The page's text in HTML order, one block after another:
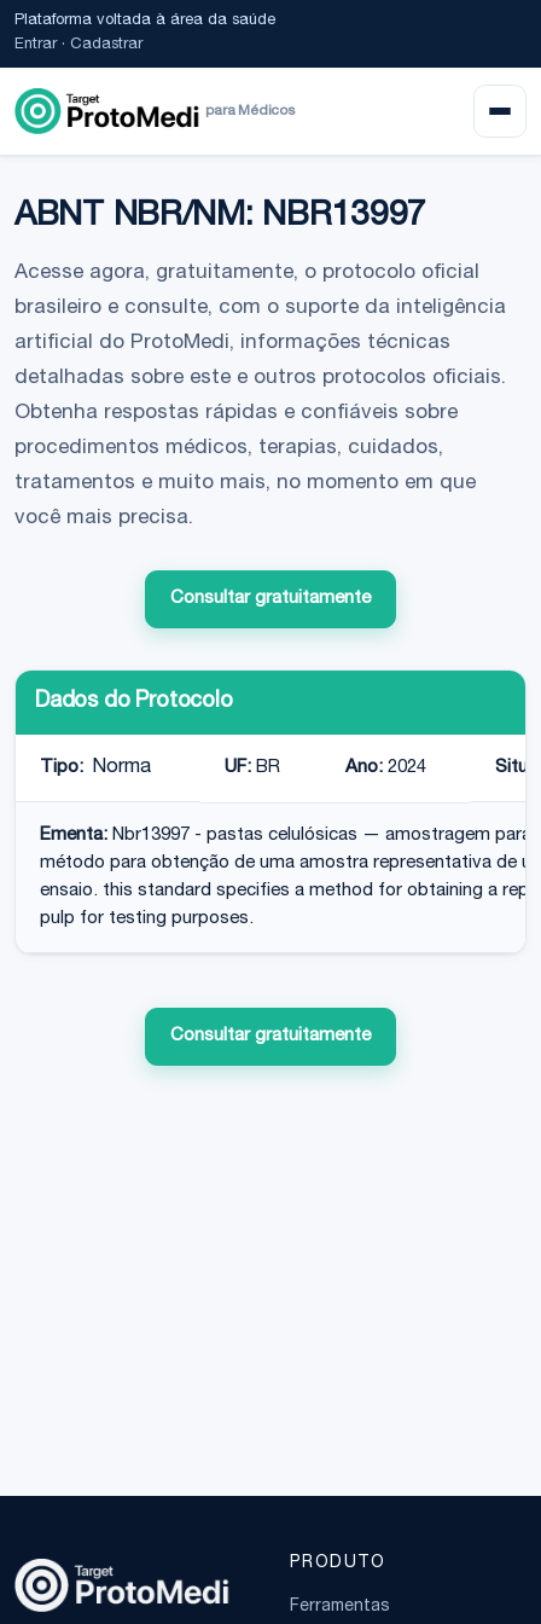
Plataforma voltada à área da saúde
Entrar· Cadastrar
para Médicos
ABNT NBR/NM: NBR13997
Acesse agora, gratuitamente, o protocolo oficial
brasileiro e consulte, com o suporte da inteligência
artificial do ProtoMedi, informações técnicas
detalhadas sobre este e outros protocolos oficiais.
Obtenha respostas rápidas e confiáveis sobre
procedimentos médicos, terapias, cuidados,
tratamentos e muito mais, no momento em que
você mais precisa.
Consultar gratuitamente
Dados do Protocolo
Tipo: Norma UF: BR Ano: 2024
Ementa: Nbr13997 - pastas celulósicas — amostragem para
método para obtenção de uma amostra representativa de
ensaio. this standard specifies a method for obtaining a
pulp for testing purposes.
Consultar gratuitamente
PRODUTO
Ferramentas